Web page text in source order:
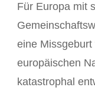
Für Europa mit
eine
europäischen
katastrophal